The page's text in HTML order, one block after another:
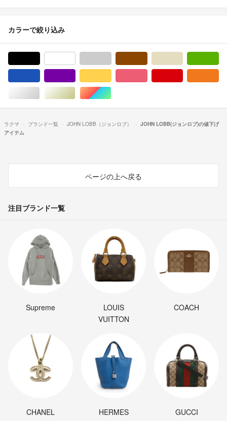
カラーで絞り込み
シルバー/銀色系ゴールド/金色系マルチカラー
ラクマ ブランド一覧 JOHN LOBB（ジョンロブ）
JOHN LOBB(ジョンロブ)の値下げ
アイテム
ページの上へ戻る
注目ブランド一覧
Supreme
LOUIS
VUITTON
COACH
CHANEL HERMES GUCCI